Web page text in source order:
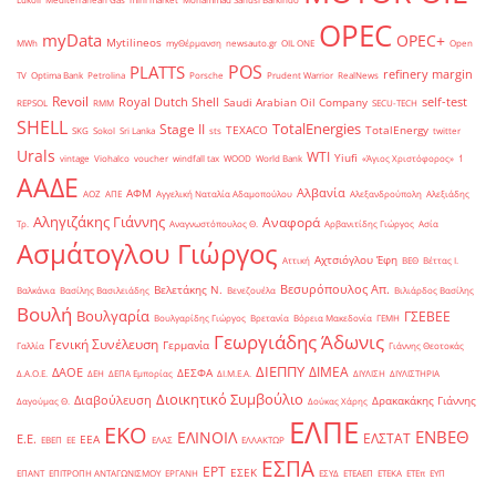
MWh myData Mytilineos myΘέρμανση newsauto.gr OIL ONE OPEC OPEC+ Open
TV Optima Bank Petrolina PLATTS Porsche POS Prudent Warrior RealNews refinery margin
REPSOL Revoil RMM Royal Dutch Shell Saudi Arabian Oil Company SECU-TECH self-test
SHELL SKG Sokol Sri Lanka Stage II sts TEXACO TotalEnergies TotalEnergy twitter
Urals vintage Viohalco voucher windfall tax WOOD World Bank WTI Yiufi «Άγιος Χριστόφορος» ΄1
ΑΑΔΕ ΑΟΖ ΑΠΕ ΑΦΜ Αγγελική Ναταλία Αδαμοπούλου Αλβανία Αλεξανδρούπολη Αλεξιάδης
Τρ. Αληγιζάκης Γιάννης Αναγνωστόπουλος Θ. Αναφορά Αρβανιτίδης Γιώργος Ασία
Ασμάτογλου Γιώργος Αττική Αχτσιόγλου Έφη ΒΕΘ Βέττας Ι.
Βαλκάνια Βασίλης Βασιλειάδης Βελετάκης Ν. Βενεζουέλα Βεσυρόπουλος Απ. Βιλιάρδος Βασίλης
Βουλή Βουλγαρία Βουλγαρίδης Γιώργος Βρετανία Βόρεια Μακεδονία ΓΕΜΗ ΓΣΕΒΕΕ
Γαλλία Γενική Συνέλευση Γερμανία Γεωργιάδης Άδωνις Γιάννης Θεοτοκάς
Δ.Α.Ο.Ε. ΔΑΟΕ ΔΕΗ ΔΕΠΑ Εμπορίας ΔΕΣΦΑ ΔΙ.Μ.Ε.Α. ΔΙΕΠΠΥ ΔΙΜΕΑ ΔΙΥΛΙΣΗ ΔΙΥΛΙΣΤΗΡΙΑ
Δαγούμας Θ. Διαβούλευση Διοικητικό Συμβούλιο Δούκας Χάρης Δρακακάκης Γιάννης
Ε.Ε. ΕΒΕΠ ΕΕ ΕΕΑ ΕΚΟ ΕΛΑΣ ΕΛΙΝΟΙΛ ΕΛΛΑΚΤΩΡ ΕΛΠΕ ΕΛΣΤΑΤ ΕΝΒΕΘ
ΕΠΑΝΤ ΕΠΙΤΡΟΠΗ ΑΝΤΑΓΩΝΙΣΜΟΥ ΕΡΓΑΝΗ ΕΡΤ ΕΣΕΚ ΕΣΠΑ ΕΣΥΔ ΕΤΕΑΕΠ ΕΤΕΚΑ ΕΤΕπ ΕΥΠ